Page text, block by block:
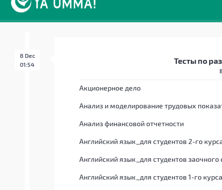
8 Dec
01:54
Тесты по
Акционерное дело
Анализ и моделирование трудовых
Анализ финансовой отчетности
Английский язык_для студентов 2-го
Английский язык_для студентов заочного
Английский язык_для студентов 1-го